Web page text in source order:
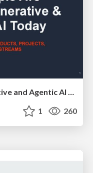
How People are Using Generative and Agentic AI to Supercharge Their Products, Projects, Services and Value Streams Today
1 260